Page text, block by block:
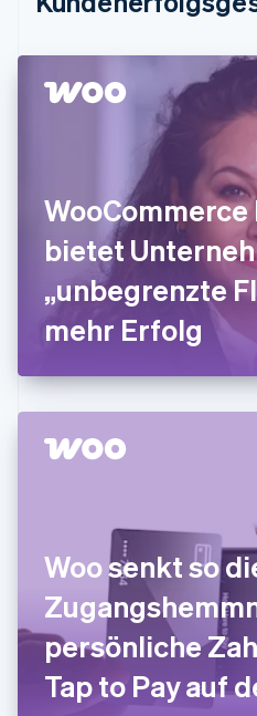
WooCommerce
bietet
„unbegrenzte
mehr Erfolg
Woo senkt so
persönliche
Tap to Pay auf
English
简体中文English
EnglishSvenska
English
Griechenland
English
Indien
English
Irland
English
Japan
日本語English
Kanada
EnglishFrançais
Lettland
English
Liechtenstein
Deutsch
Litauen
English
Luxemburg
FrançaisDeutsch English
Malaysia